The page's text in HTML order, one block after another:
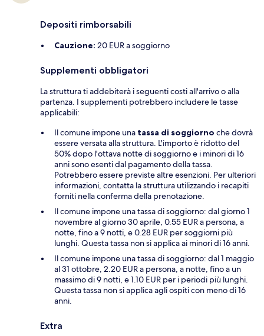
Depositi rimborsabili
Cauzione: 20 EUR a soggiorno
Supplementi obbligatori
La struttura ti addebiterà i seguenti costi all'arrivo o alla
partenza. I supplementi potrebbero includere le tasse
applicabili:
Il comune impone una tassa di soggiorno che dovrà
essere versata alla struttura. L'importo è ridotto del
50% dopo l'ottava notte di soggiorno e i minori di 16
anni sono esenti dal pagamento della tassa.
Potrebbero essere previste altre esenzioni. Per ulteriori
informazioni, contatta la struttura utilizzando i recapiti
forniti nella conferma della prenotazione.
Il comune impone una tassa di soggiorno: dal giorno 1
novembre al giorno 30 aprile, 0.55 EUR a persona, a
notte, fino a 9 notti, e 0.28 EUR per soggiorni più
lunghi. Questa tassa non si applica ai minori di 16 anni.
Il comune impone una tassa di soggiorno: dal 1 maggio
al 31 ottobre, 2.20 EUR a persona, a notte, fino a un
massimo di 9 notti, e 1.10 EUR per i periodi più lunghi.
Questa tassa non si applica agli ospiti con meno di 16
anni.
Extra